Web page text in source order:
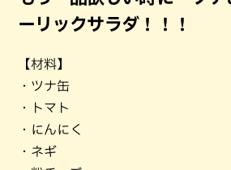
ーリックサラダ！！！
【材料】
・ツナ缶
・トマト
・にんにく
・ネギ